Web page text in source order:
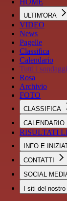
HOME
ULTIM'ORA
VIDEO
News
Pagelle
Classifica
Calendario
Tutti i sondaggi
Rosa
Archivio
FOTO
CLASSIFICA
CALENDARIO
RISULTATI
INFO E
CONTATTI
SOCIAL
I siti del